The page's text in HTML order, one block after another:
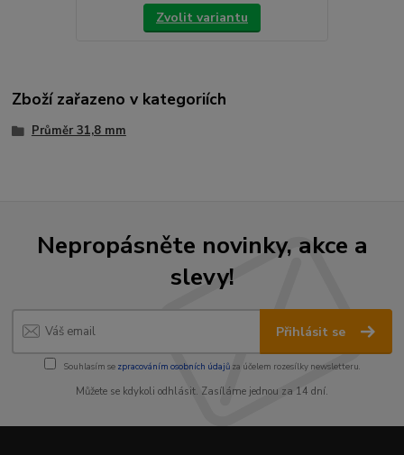
Zvolit variantu
Zboží zařazeno v kategoriích
Průměr 31,8 mm
Nepropásněte novinky, akce a
slevy!
Přihlásit se
Souhlasím se zpracováním osobních údajůza účelem rozesílky newsletteru.
Můžete se kdykoli odhlásit. Zasíláme jednou za 14 dní.